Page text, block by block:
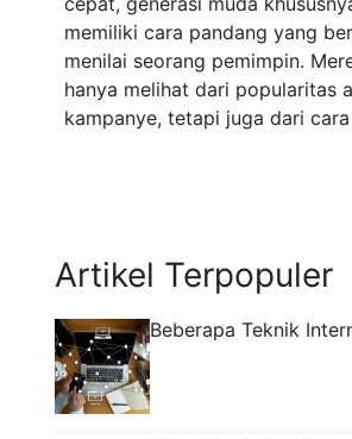
memiliki cara pandang yang
menilai seorang pemimpin.
hanya melihat dari popularitas
kampanye, tetapi juga dari
Read more
Artikel Terpopuler
Beberapa Teknik